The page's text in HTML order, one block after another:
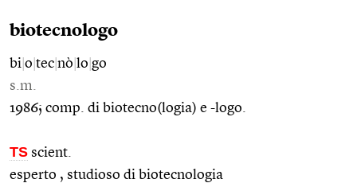
biotecnologo
bi o tec nò lo go
s.m.
1986; comp. di biotecno(logia) e -logo.
TS scient.
esperto , studioso di biotecnologia